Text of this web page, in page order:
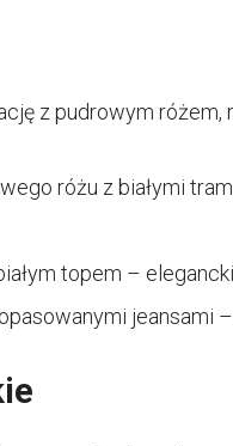
z pudrowym różem,
różu z białymi
topem –
jeansami